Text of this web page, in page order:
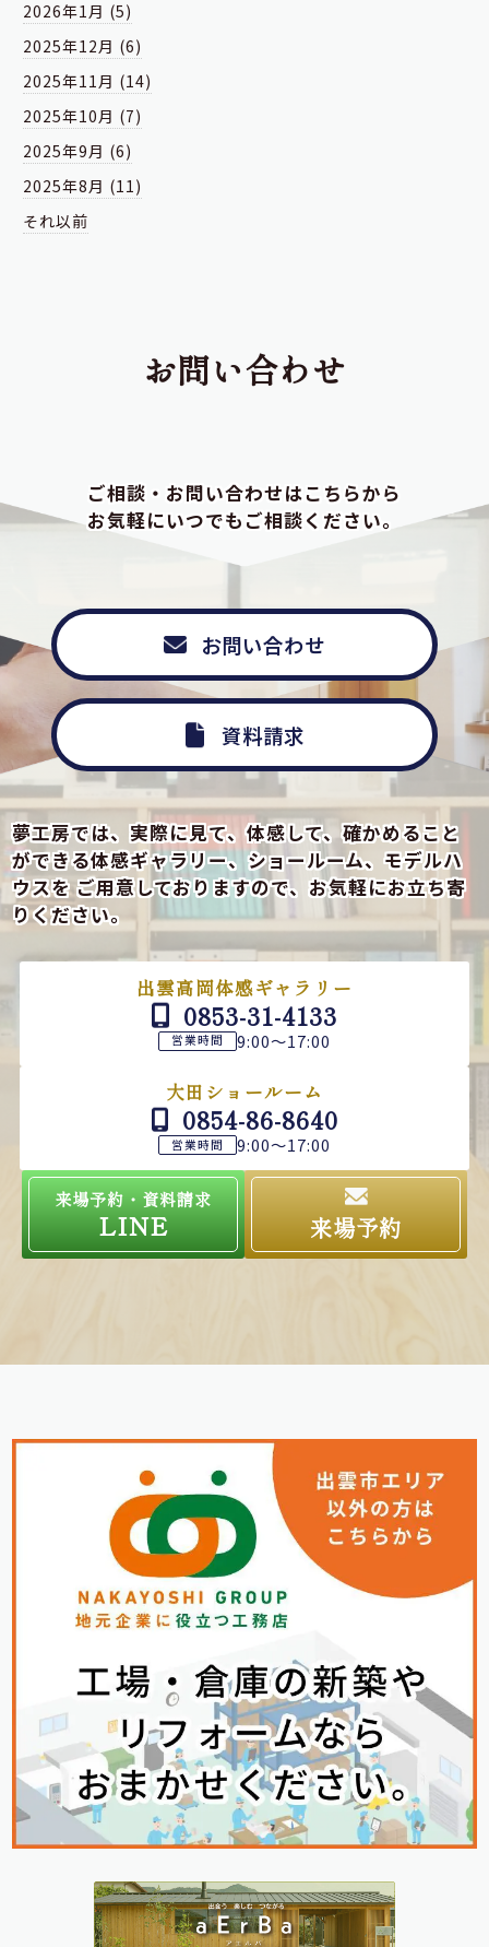
2026年1月 (5)
2025年12月 (6)
2025年11月 (14)
2025年10月 (7)
2025年9月 (6)
2025年8月 (11)
それ以前
お問い合わせ
ご相談・お問い合わせはこちらから
お気軽にいつでもご相談ください。
お問い合わせ
資料請求
夢工房では、実際に見て、体感して、確かめること
ができる体感ギャラリー、ショールーム、モデルハ
ウスをご用意しておりますので、お気軽にお立ち寄
りください。
出雲高岡体感ギャラリー
0853-31-4133
営業時間 9:00～17:00
大田ショールーム
0854-86-8640
営業時間 9:00～17:00
来場予約・資料請求
LINE 来場予約